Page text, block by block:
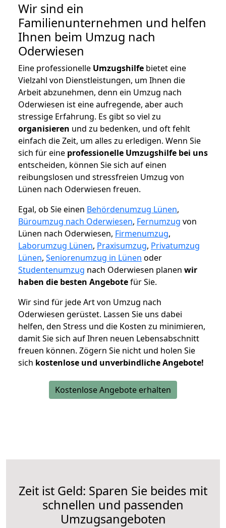
Wir sind ein
Familienunternehmen und helfen
Ihnen beim Umzug nach
Oderwiesen
Eine professionelle Umzugshilfe bietet eine
Vielzahl von Dienstleistungen, um Ihnen die
Arbeit abzunehmen, denn ein Umzug nach
Oderwiesen ist eine aufregende, aber auch
stressige Erfahrung. Es gibt so viel zu
organisieren und zu bedenken, und oft fehlt
einfach die Zeit, um alles zu erledigen. Wenn Sie
sich für eine professionelle Umzugshilfe bei uns
entscheiden, können Sie sich auf einen
reibungslosen und stressfreien Umzug von
Lünen nach Oderwiesen freuen.
Egal, ob Sie einen Behördenumzug Lünen,
Büroumzug nach Oderwiesen, Fernumzug von
Lünen nach Oderwiesen, Firmenumzug,
Laborumzug Lünen, Praxisumzug, Privatumzug
Lünen, Seniorenumzug in Lünen oder
Studentenumzug nach Oderwiesen planen wir
haben die besten Angebotefür Sie.
Wir sind für jede Art von Umzug nach
Oderwiesen gerüstet. Lassen Sie uns dabei
helfen, den Stress und die Kosten zu minimieren,
damit Sie sich auf Ihren neuen Lebensabschnitt
freuen können. Zögern Sie nicht und holen Sie
sich kostenlose und unverbindliche Angebote!
Kostenlose Angebote erhalten
Zeit ist Geld: Sparen Sie beides mit
schnellen und passenden
Umzugsangeboten